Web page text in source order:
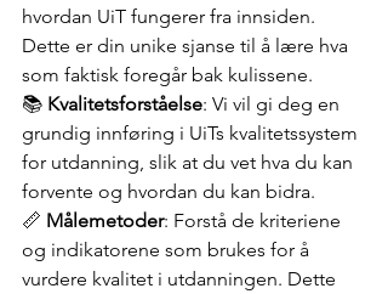
hvordan UiT fungerer fra innsiden.
Dette er din unike sjanse til å lære hva
som faktisk foregår bak kulissene.
📚 Kvalitetsforståelse: Vi vil gi deg en
grundig innføring i UiTs kvalitetssystem
for utdanning, slik at du vet hva du kan
forvente og hvordan du kan bidra.
📏 Målemetoder: Forstå de kriteriene
og indikatorene som brukes for å
vurdere kvalitet i utdanningen. Dette